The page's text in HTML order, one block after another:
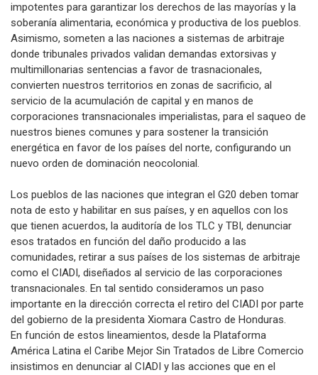
impotentes para garantizar los derechos de las mayorías y la
soberanía alimentaria, económica y productiva de los pueblos.
Asimismo, someten a las naciones a sistemas de arbitraje
donde tribunales privados validan demandas extorsivas y
multimillonarias sentencias a favor de trasnacionales,
convierten nuestros territorios en zonas de sacrificio, al
servicio de la acumulación de capital y en manos de
corporaciones transnacionales imperialistas, para el saqueo de
nuestros bienes comunes y para sostener la transición
energética en favor de los países del norte, configurando un
nuevo orden de dominación neocolonial.
Los pueblos de las naciones que integran el G20 deben tomar
nota de esto y habilitar en sus países, y en aquellos con los
que tienen acuerdos, la auditoría de los TLC y TBI, denunciar
esos tratados en función del daño producido a las
comunidades, retirar a sus países de los sistemas de arbitraje
como el CIADI, diseñados al servicio de las corporaciones
transnacionales. En tal sentido consideramos un paso
importante en la dirección correcta el retiro del CIADI por parte
del gobierno de la presidenta Xiomara Castro de Honduras.
En función de estos lineamientos, desde la Plataforma
América Latina el Caribe Mejor Sin Tratados de Libre Comercio
insistimos en denunciar al CIADI y las acciones que en el